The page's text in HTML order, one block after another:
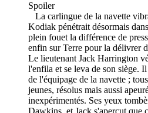
Spoiler
La carlingue de la navette
Kodiak pénétrait désormais
plein fouet la différence de
enfin sur Terre pour la délivrer
Le lieutenant Jack Harrington
l'enfila et se leva de son siège.
de l'équipage de la navette ;
jeunes, résolus mais aussi
inexpérimentés. Ses yeux